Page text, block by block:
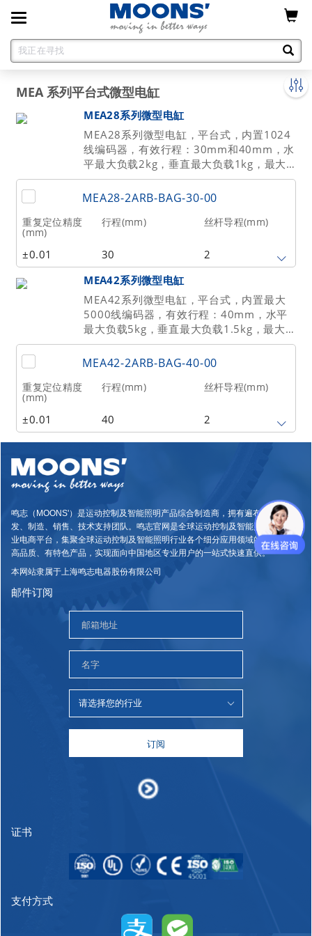
Toggle
navigation
MEA 系列平台式微型电缸
MEA28系列微型电缸
MEA28系列微型电缸，平台式，内置1024
线编码器，有效行程：30mm和40mm，水
平最大负载2kg，垂直最大负载1kg，最大
推力100N，重复定位精度±0.01mm。
MEA28-2ARB-BAG-30-00
重复定位精度
(mm)
行程(mm) 丝杆导程(mm)
±0.01 30 2
最大水平负载(kg)最大垂直负载(kg)
(mm/sec)
0.5 60
重量(kg)
0.4
MEA42系列微型电缸
MEA42系列微型电缸，平台式，内置最大
5000线编码器，有效行程：40mm，水平
最大负载5kg，垂直最大负载1.5kg，最大
推力150N，重复定位精度±0.01mm。
MEA42-2ARB-BAG-40-00
重复定位精度
(mm)
行程(mm) 丝杆导程(mm)
±0.01 40 2
5 1.5
重量(kg)
0.6
鸣志（MOONS'）是运动控制及智能照明产品综合制造商，拥有遍布全球的研
发、制造、销售、技术支持团队。鸣志官网是全球运动控制及智能照明行业专
业电商平台，集聚全球运动控制及智能照明行业各个细分应用领域的高性能、
高品质、有特色产品，实现面向中国地区专业用户的一站式快速直供。
本网站隶属于上海鸣志电器股份有限公司
邮件订阅
订阅
证书
支付方式